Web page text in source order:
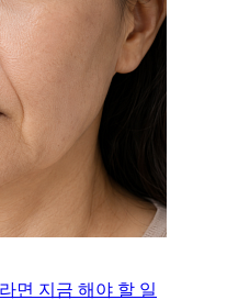
면 지금 해야 할 일